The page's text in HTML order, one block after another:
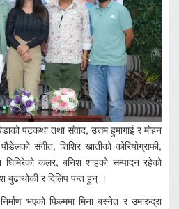
पटकथा तथा संवाद, उत्तम हुमागाई र मोहन
संगीत, शिशिर खातीको कोरियोग्राफी,
घिमिरेको कलर, बनिश शाहको सम्पादन रहेको
बुढाथोकी र दिलिप पन्त हुन् ।
भएको फिल्ममा मिना बस्नेत र उमारुद्रा